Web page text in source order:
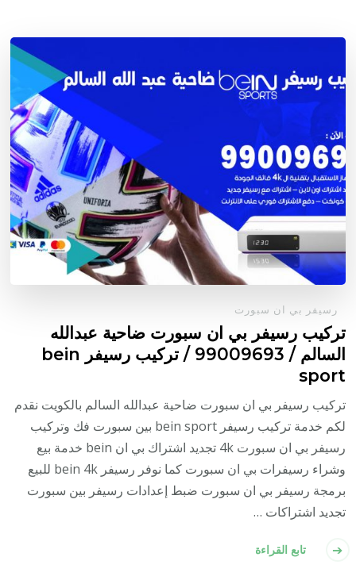
رسيفر بي ان سبورت
تركيب رسيفر بي ان سبورت ضاحية عبدالله
السالم / 99009693 / تركيب رسيفر bein
sport
تركيب رسيفر بي ان سبورت ضاحية عبدالله السالم بالكويت نقدم
لكم خدمة تركيب رسيفر bein sport بين سبورت فك وتركيب
رسيفر بي ان سبورت 4k تجديد اشتراك بي ان bein خدمة بيع
وشراء رسيفرات بي ان سبورت كما نوفر رسيفر bein 4k للبيع
برمجة رسيفر بي ان سبورت ضبط إعدادات رسيفر بين سبورت
تجديد اشتراكات …
تابع القراءة